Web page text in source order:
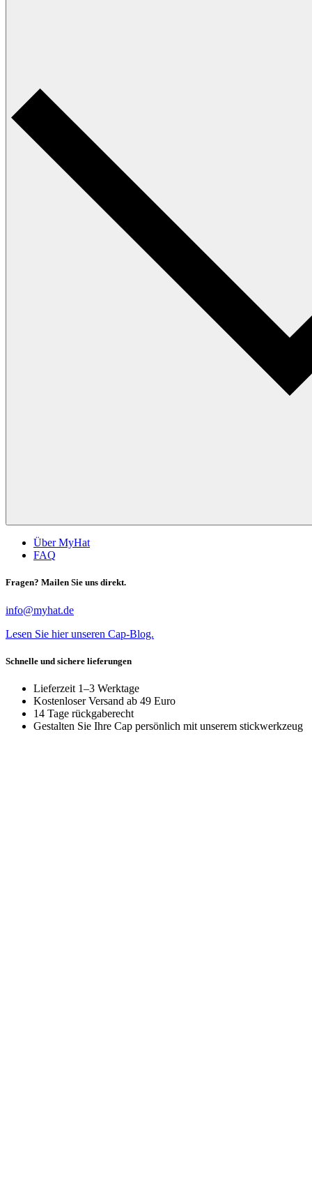
Über MyHat
FAQ
Fragen? Mailen Sie uns direkt.
info@myhat.de
Lesen Sie hier unseren Cap-Blog.
Schnelle und sichere lieferungen
Lieferzeit 1–3 Werktage
Kostenloser Versand ab 49 Euro
14 Tage rückgaberecht
Gestalten Sie Ihre Cap persönlich mit unserem stickwerkzeug